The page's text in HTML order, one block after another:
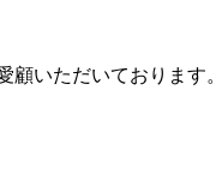
いただいております。